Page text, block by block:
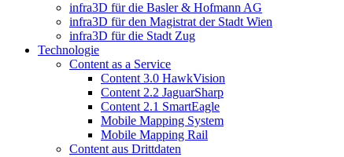
infra3D für die Basler & Hofmann AG
infra3D für den Magistrat der Stadt Wien
infra3D für die Stadt Zug
Technologie
Content as a Service
Content 3.0 HawkVision
Content 2.2 JaguarSharp
Content 2.1 SmartEagle
Mobile Mapping System
Mobile Mapping Rail
Content aus Drittdaten